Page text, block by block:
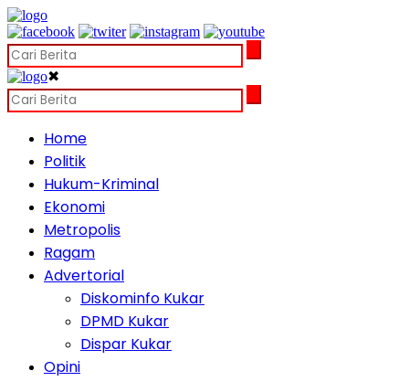
✖
Home
Politik
Hukum-Kriminal
Ekonomi
Metropolis
Ragam
Advertorial
Diskominfo Kukar
DPMD Kukar
Dispar Kukar
Opini